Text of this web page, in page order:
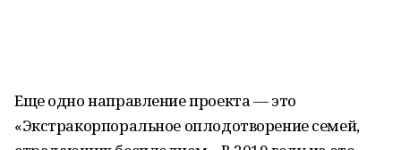
Еще одно направление проекта — это
«Экстракорпоральное оплодотворение семей,